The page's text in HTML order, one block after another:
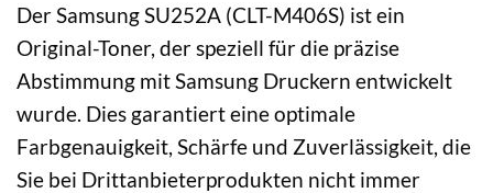
Der Samsung SU252A (CLT-M406S) ist ein
Original-Toner, der speziell für die präzise
Abstimmung mit Samsung Druckern entwickelt
wurde. Dies garantiert eine optimale
Farbgenauigkeit, Schärfe und Zuverlässigkeit, die
Sie bei Drittanbieterprodukten nicht immer